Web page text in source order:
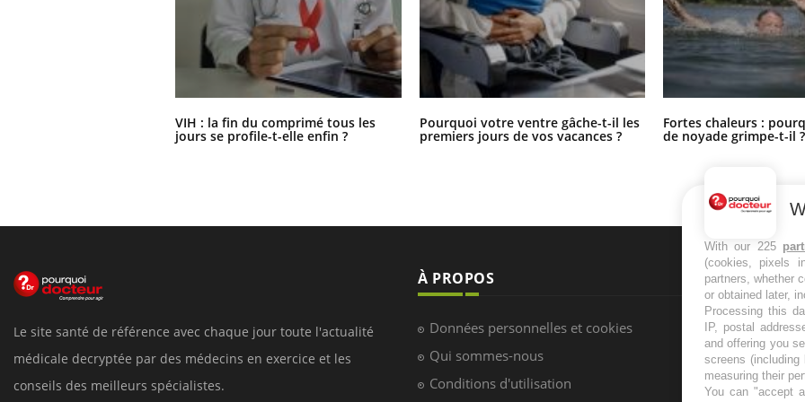
VIH : la fin du comprimé tous les
jours se profile-t-elle enfin ?
Pourquoi votre ventre gâche-t-il les
premiers jours de vos vacances ?
Fortes chaleurs :
de noyade grimpe-t-il ?
Le site santé de référence avec chaque jour toute l'actualité
médicale decryptée par des médecins en exercice et les
conseils des meilleurs spécialistes.
À PROPOS
Données personnelles et cookies
Qui sommes-nous
Conditions d'utilisation
Recevez
infos santé
With our 225
(cookies, pixels
partners, whether
or obtained later,
Processing this
IP, postal
and offering you
screens
measuring their
You can "accept